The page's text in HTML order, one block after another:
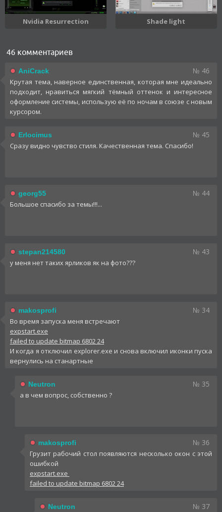
Nvidia Resurrection Shade light
46 комментариев
AniCrack № 46
Крутая тема, наверное единственная, которая мне идеально
подходит, нравиться мягкий тёмный оттенок и интересное
оформление системы, использую её по ночам в союзе с новым
курсором.
Erlocimus № 45
Сразу видно чувство стиля. Качественная тема. Спасибо!
georg55 № 44
Большое спасибо за темы!!!...
stepan214580 № 43
у меня нет таких ярликов як на фото???
makosprofi № 34
Во время запуска меня встречают
expstart.exe
failed to update bitmap 6802 24
И когда я отключил explorer.exe и снова включил иконки пуска
вернулись на станартные
Neutron № 35
а в чем вопрос, собственно ?
makosprofi № 36
Грузит рабочий стол появляются несколько окон с этой
ошибкой
expstart.exe
failed to update bitmap 6802 24
Neutron № 37